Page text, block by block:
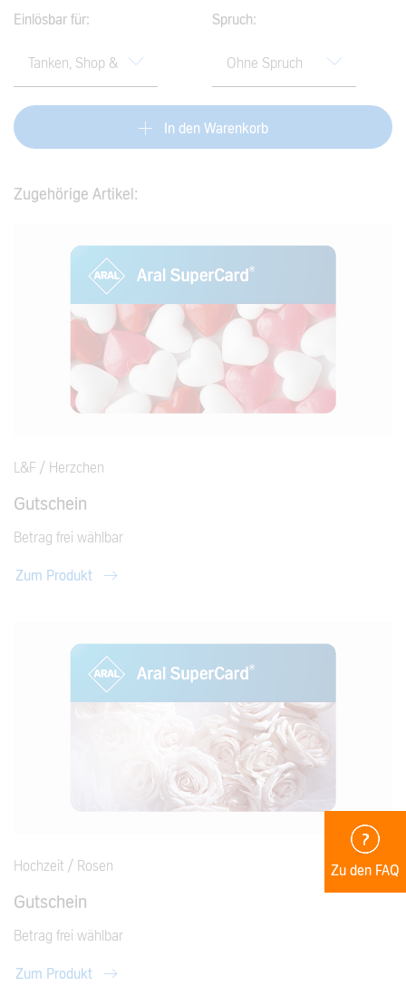
findest du im
Einlösbar für: Spruch:
In den Warenkorb
Zugehörige Artikel:
L&F / Herzchen
Gutschein
Betrag frei wählbar
Zum Produkt
Hochzeit / Rosen
Gutschein
Betrag frei wählbar
Zum Produkt
Zu den FAQ